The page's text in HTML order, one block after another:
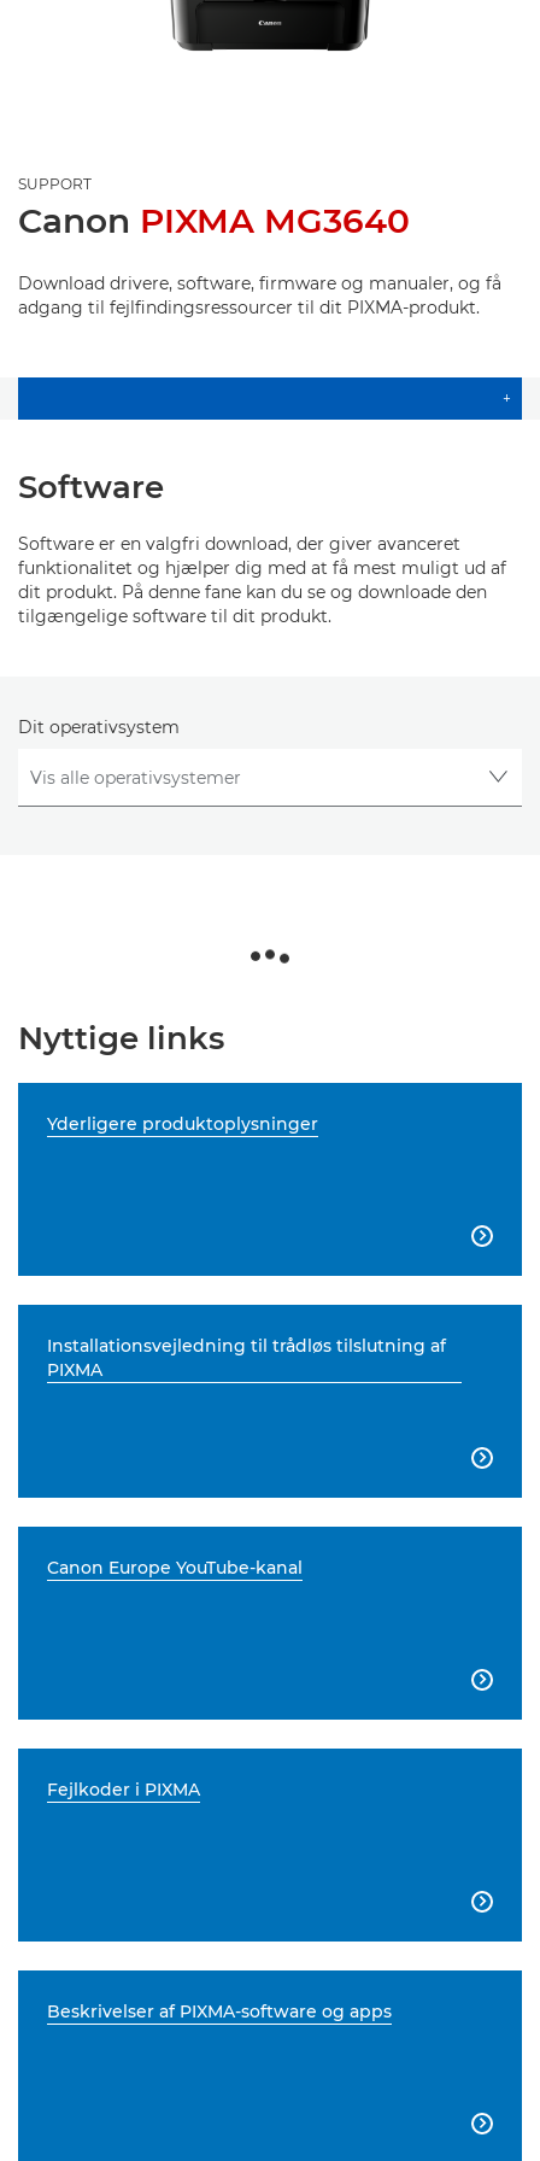
SUPPORT
Canon PIXMA MG3640
Download drivere, software, firmware og manualer, og få
adgang til fejlfindingsressourcer til dit PIXMA-produkt.
+
Software
Software er en valgfri download, der giver avanceret
funktionalitet og hjælper dig med at få mest muligt ud af
dit produkt. På denne fane kan du se og downloade den
tilgængelige software til dit produkt.
Dit operativsystem
Nyttige links
Yderligere produktoplysninger

Installationsvejledning til trådløs tilslutning af
PIXMA

Canon Europe YouTube-kanal

Fejlkoder i PIXMA

Beskrivelser af PIXMA-software og apps
